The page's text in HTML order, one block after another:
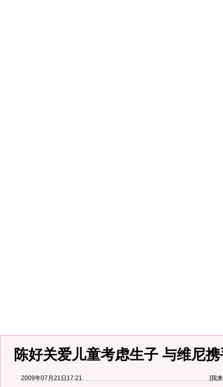
陈好关爱儿童考虑生子 与维尼
2009年07月21日17:21 [我